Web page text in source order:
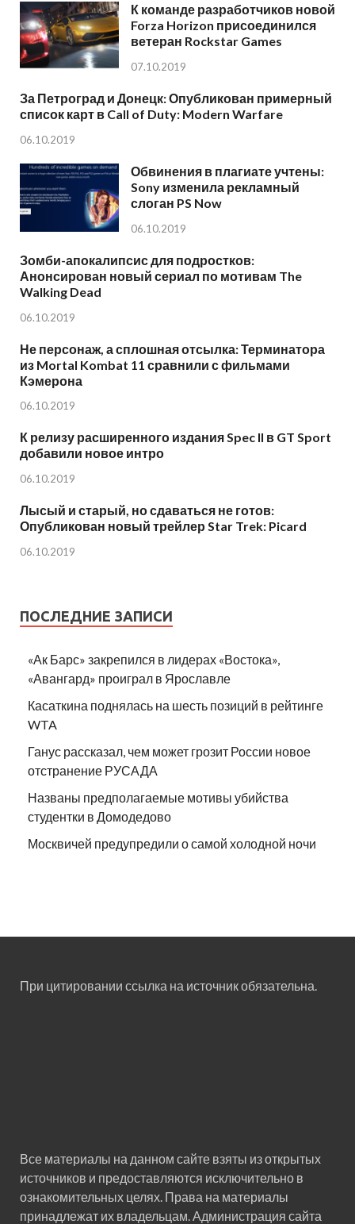
К команде разработчиков новой
Forza Horizon присоединился
ветеран Rockstar Games
07.10.2019
За Петроград и Донецк: Опубликован примерный
список карт в Call of Duty: Modern Warfare
06.10.2019
Обвинения в плагиате учтены:
Sony изменила рекламный
слоган PS Now
06.10.2019
Зомби-апокалипсис для подростков:
Анонсирован новый сериал по мотивам The
Walking Dead
06.10.2019
Не персонаж, а сплошная отсылка: Терминатора
из Mortal Kombat 11 сравнили с фильмами
Кэмерона
06.10.2019
К релизу расширенного издания Spec II в GT Sport
добавили новое интро
06.10.2019
Лысый и старый, но сдаваться не готов:
Опубликован новый трейлер Star Trek: Picard
06.10.2019
ПОСЛЕДНИЕ ЗАПИСИ
«Ак Барс» закрепился в лидерах «Востока»,
«Авангард» проиграл в Ярославле
Касаткина поднялась на шесть позиций в рейтинге
WTA
Ганус рассказал, чем может грозит России новое
отстранение РУСАДА
Названы предполагаемые мотивы убийства
студентки в Домодедово
Москвичей предупредили о самой холодной ночи
При цитировании ссылка на источник обязательна.
Все материалы на данном сайте взяты из открытых
источников и предоставляются исключительно в
ознакомительных целях. Права на материалы
принадлежат их владельцам. Администрация сайта